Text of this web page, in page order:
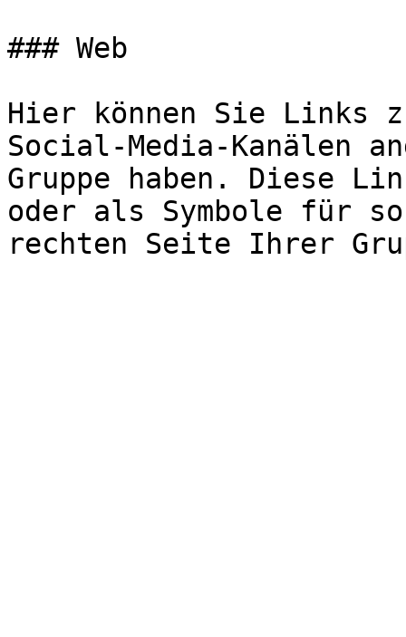
### Web
Hier können Sie Links
Social-Media-Kanälen
Gruppe haben. Diese
oder als Symbole für